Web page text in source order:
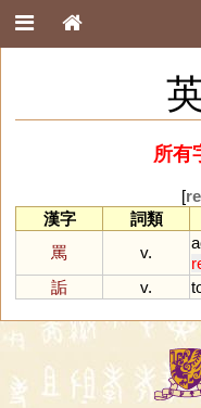
所有
[
漢字
詞類
罵
v.
詬
v.